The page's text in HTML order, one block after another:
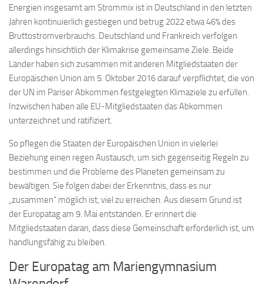
Energien insgesamt am Strommix ist in Deutschland in den letzten
Jahren kontinuierlich gestiegen und betrug 2022 etwa 46% des
Bruttostromverbrauchs. Deutschland und Frankreich verfolgen
allerdings hinsichtlich der Klimakrise gemeinsame Ziele. Beide
Länder haben sich zusammen mit anderen Mitgliedstaaten der
Europäischen Union am 5. Oktober 2016 darauf verpflichtet, die von
der UN im Pariser Abkommen festgelegten Klimaziele zu erfüllen.
Inzwischen haben alle EU-Mitgliedstaaten das Abkommen
unterzeichnet und ratifiziert.
So pflegen die Staaten der Europäischen Union in vielerlei
Beziehung einen regen Austausch, um sich gegenseitig Regeln zu
bestimmen und die Probleme des Planeten gemeinsam zu
bewältigen. Sie folgen dabei der Erkenntnis, dass es nur
„zusammen“ möglich ist, viel zu erreichen. Aus diesem Grund ist
der Europatag am 9. Mai entstanden. Er erinnert die
Mitgliedstaaten daran, dass diese Gemeinschaft erforderlich ist, um
handlungsfähig zu bleiben.
Der Europatag am Mariengymnasium